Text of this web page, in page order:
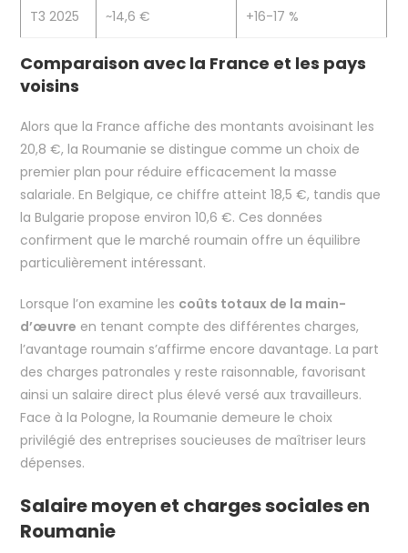
T3 2025 ~14,6 € +16-17 %
Comparaison avec la France et les pays
voisins
Alors que la France affiche des montants avoisinant les
20,8 €, la Roumanie se distingue comme un choix de
premier plan pour réduire efficacement la masse
salariale. En Belgique, ce chiffre atteint 18,5 €, tandis que
la Bulgarie propose environ 10,6 €. Ces données
confirment que le marché roumain offre un équilibre
particulièrement intéressant.
Lorsque l’on examine les coûts totaux de la main-
d’œuvre en tenant compte des différentes charges,
l’avantage roumain s’affirme encore davantage. La part
des charges patronales y reste raisonnable, favorisant
ainsi un salaire direct plus élevé versé aux travailleurs.
Face à la Pologne, la Roumanie demeure le choix
privilégié des entreprises soucieuses de maîtriser leurs
dépenses.
Salaire moyen et charges sociales en
Roumanie